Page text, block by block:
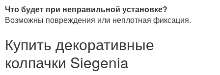
Что будет при неправильной установке?
Возможны повреждения или неплотная фиксация.
Купить декоративные
колпачки Siegenia